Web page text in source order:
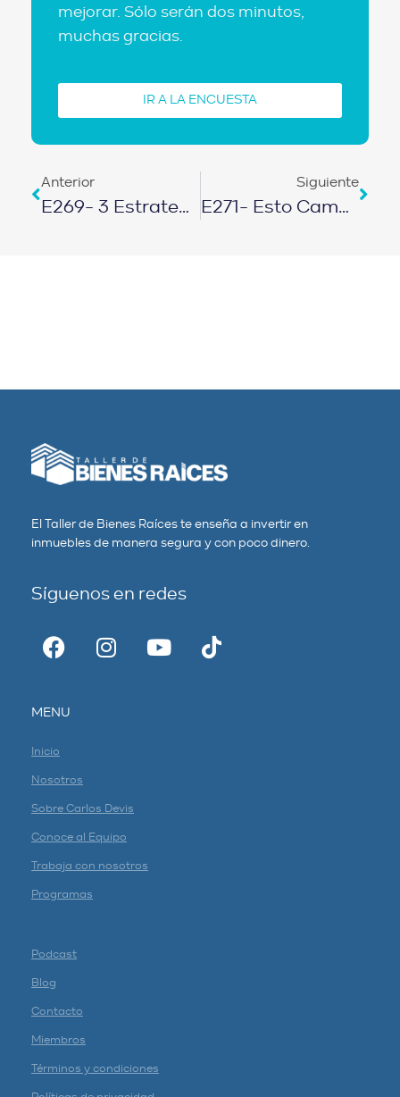
mejorar. Sólo serán dos minutos,
muchas gracias.
IR A LA ENCUESTA
Anterior
E269- 3 Estrategias Para Ser Exitoso En Lo Que Te Propongas
Siguiente
E271- Esto Cambió Nuestra Vida Financiera Para Siempre
El Taller de Bienes Raíces te enseña a invertir en
inmuebles de manera segura y con poco dinero.
Síguenos en redes
MENU
Inicio
Nosotros
Sobre Carlos Devis
Conoce al Equipo
Trabaja con nosotros
Programas
Podcast
Blog
Contacto
Miembros
Términos y condiciones